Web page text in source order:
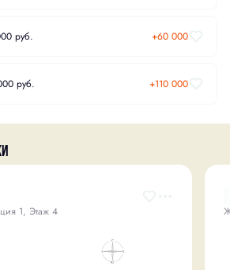
руб. +60 000
руб. +110 000
1, Этаж 4